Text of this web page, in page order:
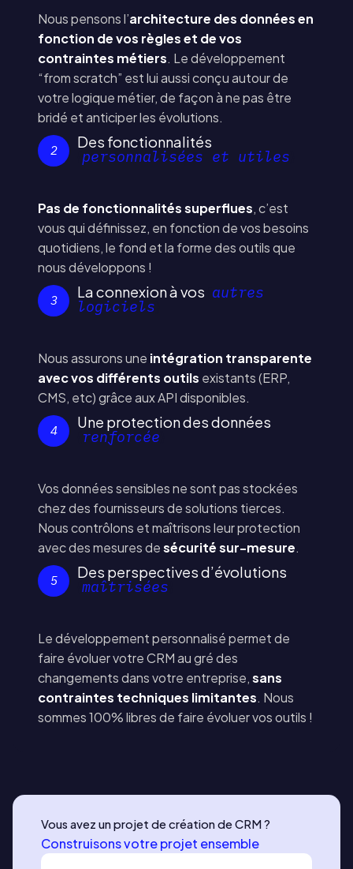
Vous avez un projet de création de CRM ?
Construisons votre projet ensemble
D
Nous pensons l’architecture des données en
fonction de vos règles et de vos
contraintes métiers. Le développement
“from scratch” est lui aussi conçu autour de
votre logique métier, de façon à ne pas être
bridé et anticiper les évolutions.
2 Des fonctionnalités
personnalisées et utiles
Pas de fonctionnalités superflues, c’est
vous qui définissez, en fonction de vos besoins
quotidiens, le fond et la forme des outils que
nous développons !
3 La connexion à vos autres
logiciels
Nous assurons une intégration transparente
avec vos différents outils existants (ERP,
CMS, etc) grâce aux API disponibles.
4 Une protection des données
renforcée
Vos données sensibles ne sont pas stockées
chez des fournisseurs de solutions tierces.
Nous contrôlons et maîtrisons leur protection
avec des mesures desécurité sur-mesure.
5 Des perspectives d’évolutions
maîtrisées
Le développement personnalisé permet de
faire évoluer votre CRM au gré des
changements dans votre entreprise,sans
contraintes techniques limitantes. Nous
sommes 100% libres de faire évoluer vos outils !